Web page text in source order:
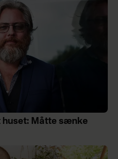
huset: Måtte sænke